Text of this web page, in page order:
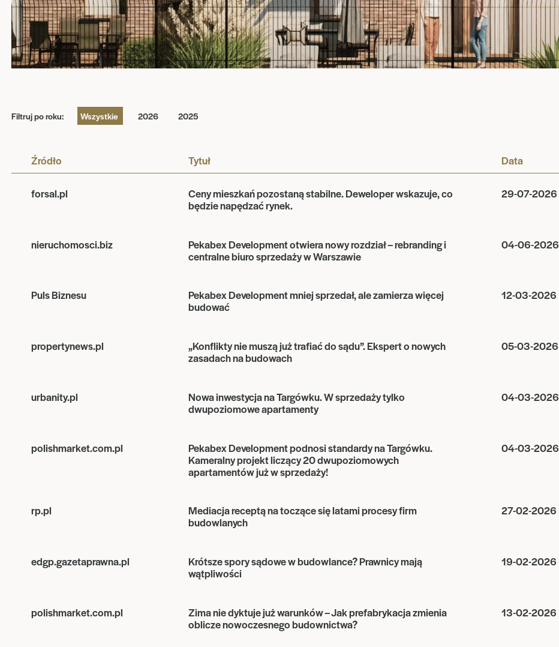
Filtruj po roku: Wszystkie 2026 2025
Źródło Tytuł Data
forsal.pl
Ceny mieszkań pozostaną stabilne. Deweloper wskazuje, co
będzie napędzać rynek.
29-07-2026
nieruchomosci.biz
Pekabex Development otwiera nowy rozdział – rebranding i
centralne biuro sprzedaży w Warszawie
04-06-2026
Puls Biznesu
Pekabex Development mniej sprzedał, ale zamierza więcej
budować
12-03-2026
propertynews.pl
„Konflikty nie muszą już trafiać do sądu”. Ekspert o nowych
zasadach na budowach
05-03-2026
urbanity.pl
Nowa inwestycja na Targówku. W sprzedaży tylko
dwupoziomowe apartamenty
04-03-2026
polishmarket.com.pl
Pekabex Development podnosi standardy na Targówku.
Kameralny projekt liczący 20 dwupoziomowych
apartamentów już w sprzedaży!
04-03-2026
rp.pl
Mediacja receptą na toczące się latami procesy firm
budowlanych
27-02-2026
edgp.gazetaprawna.pl
Krótsze spory sądowe w budowlance? Prawnicy mają
wątpliwości
19-02-2026
polishmarket.com.pl
Zima nie dyktuje już warunków – Jak prefabrykacja zmienia
oblicze nowoczesnego budownictwa?
13-02-2026